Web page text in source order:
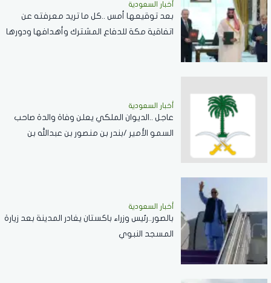
أخبار السعودية
بعد توقيعها أمس ..كل ما تريد معرفته عن
اتفاقية مكة للدفاع المشترك وأهدافها ودورها
أخبار السعودية
عاجل ..الديوان الملكي يعلن وفاة والدة صاحب
السمو الأمير /بندر بن منصور بن عبدالله بن
أخبار السعودية
بالصور..رئيس وزراء باكستان يغادر المدينة بعد زيارة
المسجد النبوي